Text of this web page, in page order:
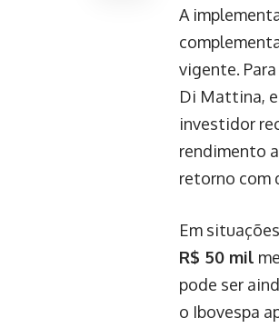
A
vigente.
Di Mattina,
investidor
rendimento
retorno com
Em
R$ 50 mil
pode ser
o Ibovespa